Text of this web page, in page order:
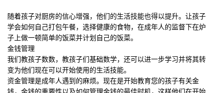
随着孩子对厨房的信心增强，他们的生活技能也得以提升。让孩子
学会如何自己打包午餐，选择健康的食物，在成年人的监督下在炉
子上做一顿简单的饭菜并计划自己的饭菜。
金钱管理
我们教孩子数数，教孩子们基础数学，还可以进一步学习并将其转
变为他们现在可以开始使用的生活技能。
资金管理是成年人遇到的麻烦。现在是开始教育您的孩子有关金